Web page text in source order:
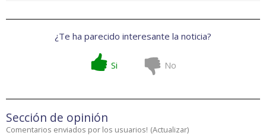
¿Te ha parecido interesante la noticia?
Si No
Sección de opinión
Comentarios enviados por los usuarios! (Actualizar)